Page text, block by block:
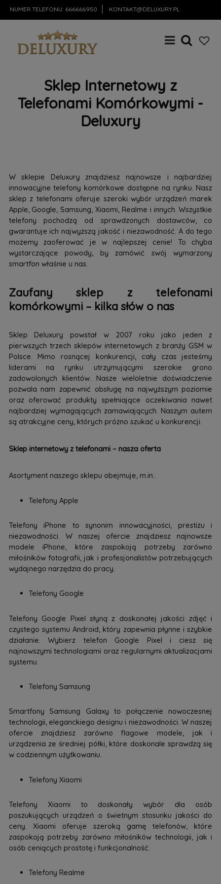
NUMER TELEFONU: 666666950 KONTAKT@DELUXURY.PL
Sklep Internetowy z
Telefonami Komórkowymi -
Deluxury
W sklepie Deluxury znajdziesz najnowsze i najbardziej
innowacyjne telefony komórkowe dostępne na rynku. Nasz
sklep z telefonami oferuje szeroki wybór urządzeń marek
Apple, Google, Samsung, Xiaomi, Realme i innych. Wszystkie
telefony pochodzą od sprawdzonych dostawców, co
gwarantuje ich najwyższą jakość i niezawodność. A do tego
możemy zaoferować je w najlepszej cenie! To chyba
wystarczające powody, by zamówić swój wymarzony
smartfon właśnie u nas.
Zaufany sklep z telefonami
komórkowymi – kilka słów o nas
Sklep Deluxury powstał w 2007 roku jako jeden z
pierwszych trzech sklepów internetowych z branży GSM w
Polsce. Mimo rosnącej konkurencji, cały czas jesteśmy
liderami na rynku utrzymującymi szerokie grono
zadowolonych klientów. Nasze wieloletnie doświadczenie
pozwala nam zapewnić obsługę na najwyższym poziomie
oraz oferować produkty spełniające oczekiwania nawet
najbardziej wymagających zamawiających. Naszym autem
są atrakcyjne ceny, których próżno szukać u konkurencji.
Sklep internetowy z telefonami – nasza oferta
Asortyment naszego sklepu obejmuje, m.in.:
Telefony Apple
Telefony iPhone to synonim innowacyjności, prestiżu i
niezawodności. W naszej ofercie znajdziesz najnowsze
modele iPhone, które zaspokoją potrzeby zarówno
miłośników fotografii, jak i profesjonalistów potrzebujących
wydajnego narzędzia do pracy.
Telefony Google
Telefony Google Pixel słyną z doskonałej jakości zdjęć i
czystego systemu Android, który zapewnia płynne i szybkie
działanie. Wybierz telefon Google Pixel i ciesz się
najnowszymi technologiami oraz regularnymi aktualizacjami
systemu.
Telefony Samsung
Smartfony Samsung Galaxy to połączenie nowoczesnej
technologii, eleganckiego designu i niezawodności. W naszej
ofercie znajdziesz zarówno flagowe modele, jak i
urządzenia ze średniej półki, które doskonale sprawdzą się
w codziennym użytkowaniu.
Telefony Xiaomi
Telefony Xiaomi to doskonały wybór dla osób
poszukujących urządzeń o świetnym stosunku jakości do
ceny. Xiaomi oferuje szeroką gamę telefonów, które
zaspokoją potrzeby zarówno miłośników technologii, jak i
osób ceniących prostotę i funkcjonalność.
Telefony Realme